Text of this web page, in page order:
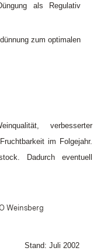
als Regulativ
zum optimalen
verbesserter
im Folgejahr.
Dadurch eventuell
Weinsberg
Stand: Juli 2002